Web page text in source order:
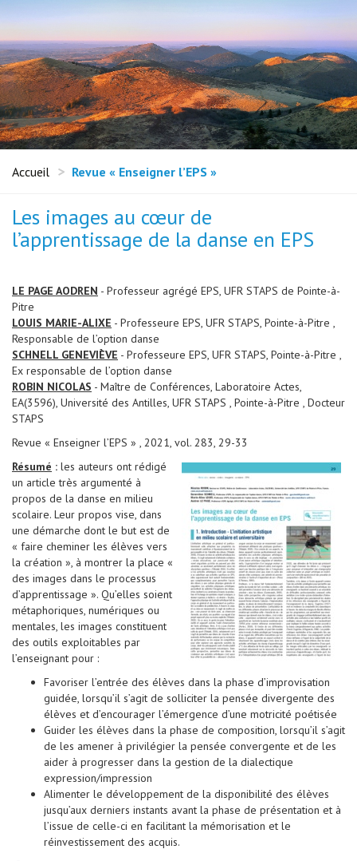
Accueil Revue « Enseigner l’EPS »
Les images au cœur de
l’apprentissage de la danse en EPS
LE PAGE AODREN - Professeur agrégé EPS, UFR STAPS de Pointe-à-
Pitre
LOUIS MARIE-ALIXE - Professeure EPS, UFR STAPS, Pointe-à-Pitre ,
Responsable de l’option danse
SCHNELL GENEVIÈVE - Professeure EPS, UFR STAPS, Pointe-à-Pitre ,
Ex responsable de l’option danse
ROBIN NICOLAS - Maître de Conférences, Laboratoire Actes,
EA(3596), Université des Antilles, UFR STAPS , Pointe-à-Pitre , Docteur
STAPS
Revue « Enseigner l’EPS » , 2021, vol. 283, 29-33
Résumé : les auteurs ont rédigé
un article très argumenté à
propos de la danse en milieu
scolaire. Leur propos vise, dans
une démarche dont le but est de
« faire cheminer les élèves vers
la création », à montrer la place «
des images dans le processus
d’apprentissage ». Qu’elles soient
métaphoriques, numériques ou
mentales, les images constituent
des outils exploitables par
l’enseignant pour :
Favoriser l’entrée des élèves dans la phase d’improvisation
guidée, lorsqu’il s’agit de solliciter la pensée divergente des
élèves et d’encourager l’émergence d’une motricité poétisée
Guider les élèves dans la phase de composition, lorsqu’il s’agit
de les amener à privilégier la pensée convergente et de les
aider à progresser dans la gestion de la dialectique
expression/impression
Alimenter le développement de la disponibilité des élèves
jusqu’aux derniers instants avant la phase de présentation et à
l’issue de celle-ci en facilitant la mémorisation et le
réinvestissement des acquis.